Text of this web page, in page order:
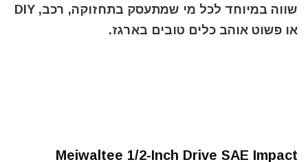
שווה במיוחד לכל מי שמתעסק בתחזוקה, רכב, DIY
או פשוט אוהב כלים טובים בארגז.
Meiwaltee 1/2-Inch Drive SAE Impact